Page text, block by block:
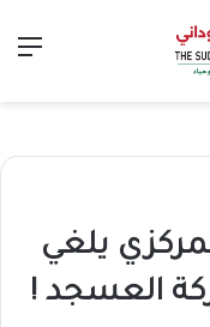
يلغي
العسجد !